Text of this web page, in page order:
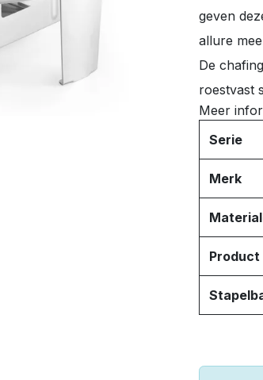
geven
allure
De
roestvast
Meer
Serie
Merk
Product